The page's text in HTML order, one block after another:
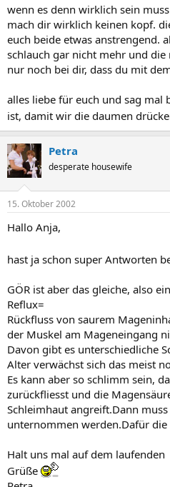
wenn es denn wirklich sein
mach dir wirklich keinen kopf.
euch beide etwas anstrengend.
schlauch gar nicht mehr und
nur noch bei dir, dass du mit
alles liebe für euch und sag mal
ist, damit wir die daumen
Petra
desperate housewife
15. Oktober 2002
Hallo Anja,
hast ja schon super Antworten
GÖR ist aber das gleiche, also
Reflux=
Rückfluss von saurem
der Muskel am Mageneingang
Davon gibt es unterschiedliche
Alter verwächst sich das meist
Es kann aber so schlimm sein,
zurückfliesst und die
Schleimhaut angreift.Dann
unternommen werden.Dafür
Halt uns mal auf dem laufenden
Grüße